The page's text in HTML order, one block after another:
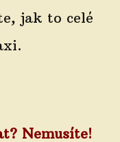
jak to celé
Nemusíte!